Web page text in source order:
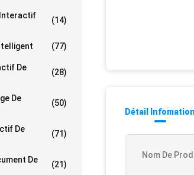
(14)
(77)
De
(28)
De
(50)
De
(71)
De
(21)
Détail Infomation
Nom De